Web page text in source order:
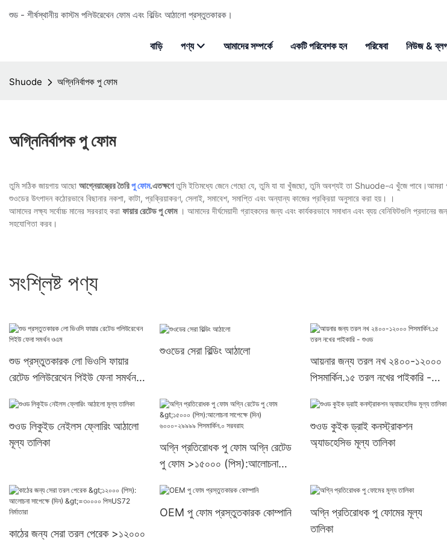
শুড - শীর্ষস্থানীয় কাস্টম পলিউরেথেন ফোম এবং বিল্ডিং আঠালো প্রস্তুতকারক।
বাড়ি পণ্য আমাদের সম্পর্কে একটি পরিবেশক হন পরিষেবা নিউজ &
Shuode অগ্নিনির্বাপক পু ফোম
অগ্নিনির্বাপক পু ফোম
তুমি সঠিক জায়গায় আছো আগ্নেয়াস্ত্রের তৈরিপু ফোম.এতক্ষণেতুমি ইতিমধ্যে জেনে গেছো যে, তুমি যা যা খুঁজছো, তুমি অবশ্যই তা Shuode-এ খুঁজে পাবে।আমরা
শুওডের উৎপাদন কঠোরভাবে বিছানার নকশা, কাটা, প্রক্রিয়াকরণ, সেলাই, সমাবেশ, সমাপ্তি এবং অন্যান্য কাজের প্রক্রিয়া অনুসারে করা হয়। ।
আমাদের লক্ষ্য সর্বোচ্চ মানের সরবরাহ করা ফায়ার রেটেড পু ফোম। আমাদের দীর্ঘমেয়াদী গ্রাহকদের জন্য এবং কার্যকরভাবে সমাধান এবং ব্যয় বেনিফিটগুলি
সহযোগিতা করব।
সংশ্লিষ্ট পণ্য
শুড প্রস্তুতকারক লো ভিওসি ফায়ার
রেটেড পলিউরেথেন পিইউ ফেনা সমর্থন
শুওডের সেরা বিল্ডিং আঠালো
আয়নার জন্য তরল নখ ২৪০০-১২০০০
পিসমার্কিন.১৫ তরল নখের পাইকারি -
শুওড লিকুইড নেইলস ফ্লোরিং আঠালো
মূল্য তালিকা
অগ্নি প্রতিরোধক পু ফোম অগ্নি রেটেড
পু ফোম >১৫০০০ (পিস):আলোচনা
পিসমার্কিন.০ সরবরাহ
শুওড কুইক ড্রাই কনস্ট্রাকশন
অ্যাডহেসিভ মূল্য তালিকা
কাঠের জন্য সেরা তরল পেরেক >১২০০০
OEM পু ফোম প্রস্তুতকারক কোম্পানি
অগ্নি প্রতিরোধক পু ফোমের মূল্য
তালিকা